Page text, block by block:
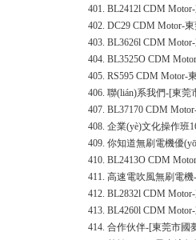
401. BL2412l CDM
402. DC29 CDM Motor-
403. BL3626l CDM
404. BL3525O CDM
405. RS595 CDM Motor-
406. 聯(lián)系我們-[東莞
407. BL37170 CDM
408. 企業(yè)文化操作班
409. 你知道無刷電機優
410. BL2413O CDM
411. 高速電吹風無刷電
412. BL2832l CDM
413. BL4260l CDM
414. 合作伙伴-[東莞市國